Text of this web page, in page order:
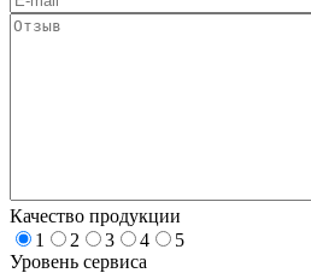
Качество продукции
1
2 3 4
5
Уровень сервиса